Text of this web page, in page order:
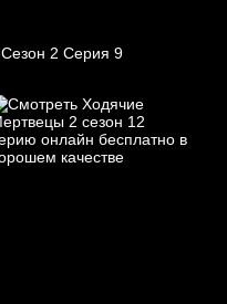
Сезон 2 Серия 9